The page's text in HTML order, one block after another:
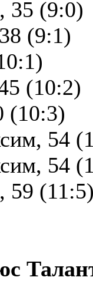
35 (9:0)
(9:1)
(10:2)
(10:3)
54
54
59